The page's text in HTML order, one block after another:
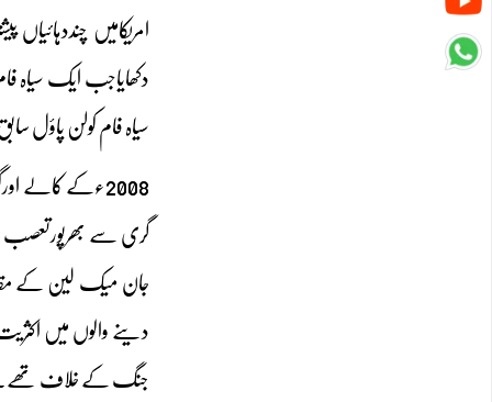
امریکامیں
دکھایاجب ایک سیاہ
سیاہ فام کولن پاؤل
2008ءکے کالے
گری سے بھرپورتعصب
دینے والوں میں
جنگ کے خلاف تھے۔آج